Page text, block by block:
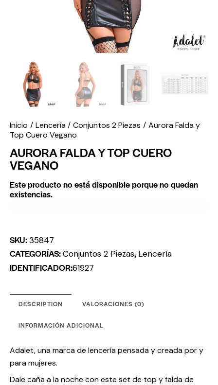
Inicio Lencería Conjuntos 2 Piezas
Aurora Falda y
Top Cuero Vegano
AURORA FALDA Y TOP CUERO
VEGANO
Este producto no está disponible porque no quedan
existencias.
SKU:35847
CATEGORÍAS:Conjuntos 2 Piezas, Lencería
IDENTIFICADOR:61927
DESCRIPTION VALORACIONES (0)
INFORMACIÓN ADICIONAL
Adalet, una marca de lencería pensada y creada por y
para mujeres.
Dale caña a la noche con este set de top y falda de